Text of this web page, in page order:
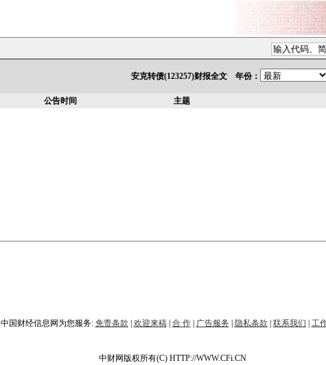
安克转债(123257)财报全文 年份：
公告时间 主题
中国财经信息网为您服务: 免责条款 欢迎来稿| 合 作| 广告服务 隐私条款 联系我们 工
中财网版权所有(C) HTTP://WWW.CFi.CN